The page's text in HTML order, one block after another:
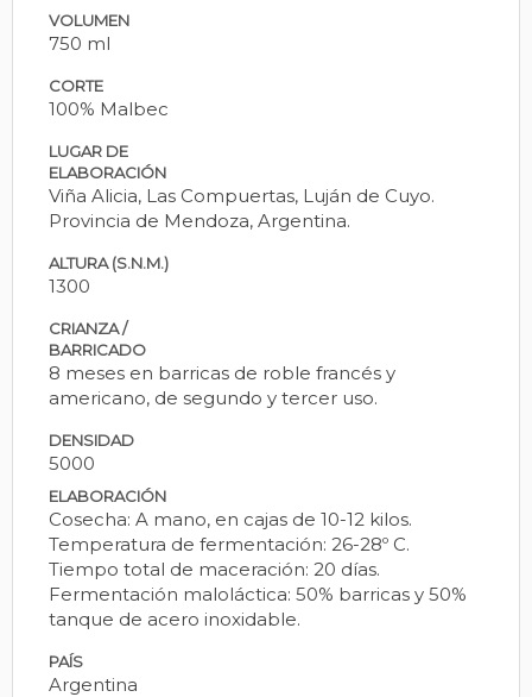
VOLUMEN
750 ml
CORTE
100% Malbec
LUGAR DE
ELABORACIÓN
Viña Alicia, Las Compuertas, Luján de Cuyo.
Provincia de Mendoza, Argentina.
ALTURA (S.N.M.)
1300
CRIANZA /
BARRICADO
8 meses en barricas de roble francés y
americano, de segundo y tercer uso.
DENSIDAD
5000
ELABORACIÓN
Cosecha: A mano, en cajas de 10-12 kilos.
Temperatura de fermentación: 26-28º C.
Tiempo total de maceración: 20 días.
Fermentación maloláctica: 50% barricas y 50%
tanque de acero inoxidable.
PAÍS
Argentina